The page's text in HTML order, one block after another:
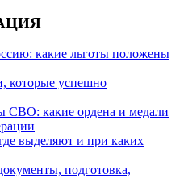
какие льготы положены
которые успешно
СВО: какие ордена и медали
выделяют и при каких
подготовка,